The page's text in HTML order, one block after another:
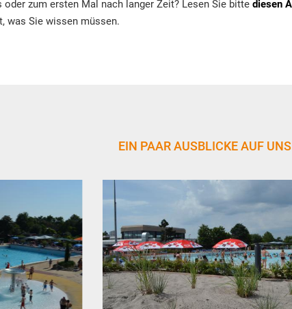
zum ersten Mal nach langer Zeit? Lesen Sie bitte diesen
was Sie wissen müssen.
EIN PAAR AUSBLICKE AUF